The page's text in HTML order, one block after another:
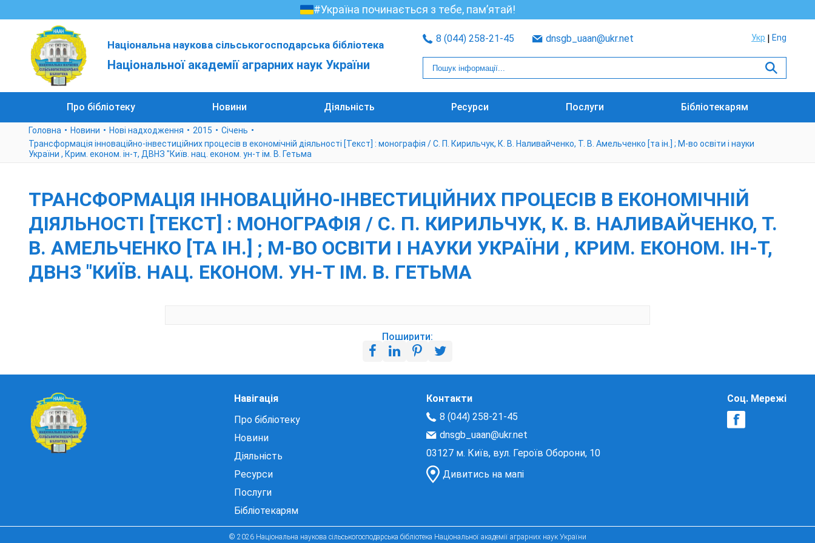
#Україна починається з тебе, пам’ятай!
Національна наукова сільськогосподарська бібліотека
Національної академії аграрних наук України
8 (044) 258-21-45 dnsgb_uaan@ukr.net Укр Eng
Про бібліотеку Новини Діяльність Ресурси Послуги Бібліотекарям
Головна Новини Нові надходження 2015
Cічень
Трансформація інноваційно-інвестиційних процесів в економічній діяльності [Текст] : монографія / С. П. Кирильчук, К. В. Наливайченко, Т. В. Амельченко [та ін.] ; М-во освіти і науки
України , Крим. економ. ін-т, ДВНЗ "Київ. нац. економ. ун-т ім. В. Гетьма
ТРАНСФОРМАЦІЯ ІННОВАЦІЙНО-ІНВЕСТИЦІЙНИХ ПРОЦЕСІВ В ЕКОНОМІЧНІЙ
ДІЯЛЬНОСТІ [ТЕКСТ] : МОНОГРАФІЯ / С. П. КИРИЛЬЧУК, К. В. НАЛИВАЙЧЕНКО, Т.
В. АМЕЛЬЧЕНКО [ТА ІН.] ; М-ВО ОСВІТИ І НАУКИ УКРАЇНИ , КРИМ. ЕКОНОМ. ІН-Т,
ДВНЗ "КИЇВ. НАЦ. ЕКОНОМ. УН-Т ІМ. В. ГЕТЬМА
Поширити:
Навігація
Про бібліотеку
Новини
Діяльність
Ресурси
Послуги
Бібліотекарям
Контакти
8 (044) 258-21-45
dnsgb_uaan@ukr.net
03127 м. Київ, вул. Героїв Оборони, 10
Дивитись на мапі
Соц. Мережі
© 2026 Національна наукова сільськогосподарська бібліотека Національної академії аграрних наук України